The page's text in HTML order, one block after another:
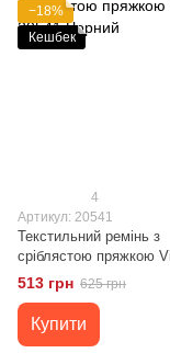
−18%
Кешбек
4
Артикул: 20541
Текстильний ремінь з
сріблястою пряжкою
20541 Чорний
513 грн 625 грн
Купити